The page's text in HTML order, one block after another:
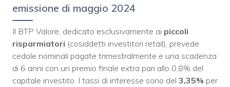
emissione di maggio 2024
Il BTP Valore, dedicato esclusivamente ai piccoli
risparmiatori (cosiddetti investitori retail), prevede
cedole nominali pagate trimestralmente e una scadenza
di 6 anni con un premio finale extra pari allo 0,8% del
capitale investito. I tassi di interesse sono del 3,35% per